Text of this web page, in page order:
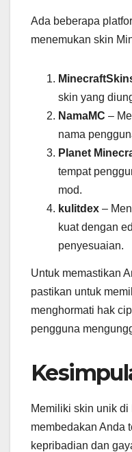
Ada beberapa
menemukan skin
skin yang
NamaMC –
nama
Planet
tempat
mod.
kulitdex –
kuat dengan
penyesuaian.
Untuk memastikan
pastikan untuk
menghormati hak
pengguna
Memiliki skin unik di
membedakan Anda
kepribadian dan